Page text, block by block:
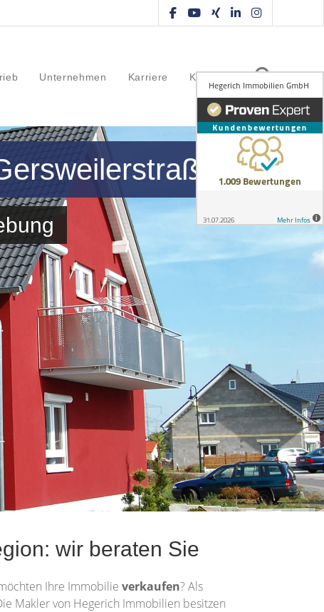
Unternehmen Karriere Kontakt
wir beraten Sie
Ihre Immobilie verkaufen? Als
Makler von Hegerich Immobilien besitzen